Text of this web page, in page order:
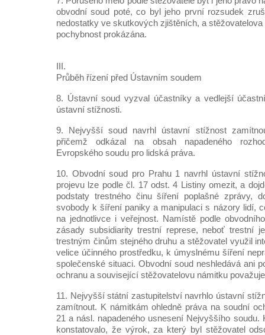
obvodní soud poté, co byl jeho první rozsudek
nedostatky ve skutkových zjištěních, a
pochybnost prokázána.
III.
Průběh řízení před Ústavním soudem
8. Ústavní soud vyzval účastníky a vedlejší
ústavní stížnosti.
9. Nejvyšší soud navrhl ústavní stížnost
přičemž odkázal na obsah napadeného
Evropského soudu pro lidská práva.
10. Obvodní soud pro Prahu 1 navrhl ústavní
projevu lze podle čl. 17 odst. 4 Listiny omezit, a
podstaty trestného činu šíření poplašné zprávy,
svobody k šíření paniky a manipulaci s názory lidí,
na jednotlivce i veřejnost. Namístě podle
zásady subsidiarity trestní represe, neboť trestní
trestným činům stejného druhu a stěžovatel využil
velice účinného prostředku, k úmyslnému šíření
společenské situaci. Obvodní soud neshledává ani
ochranu a související stěžovatelovu námitku
11. Nejvyšší státní zastupitelství navrhlo ústavní
zamítnout. K námitkám ohledně práva na soudní
21 a násl. napadeného usnesení Nejvyššího soudu.
konstatovalo, že výrok, za který byl stěžovatel